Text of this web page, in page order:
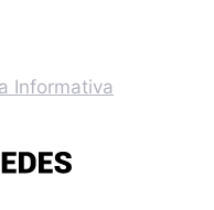
Informativa